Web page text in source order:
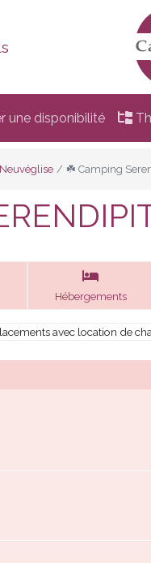
une disponibilité
Neuvéglise ☘️ Camping
Hébergements
avec location de